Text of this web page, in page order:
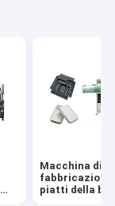
Macchina di
fabbricazione
piatti della